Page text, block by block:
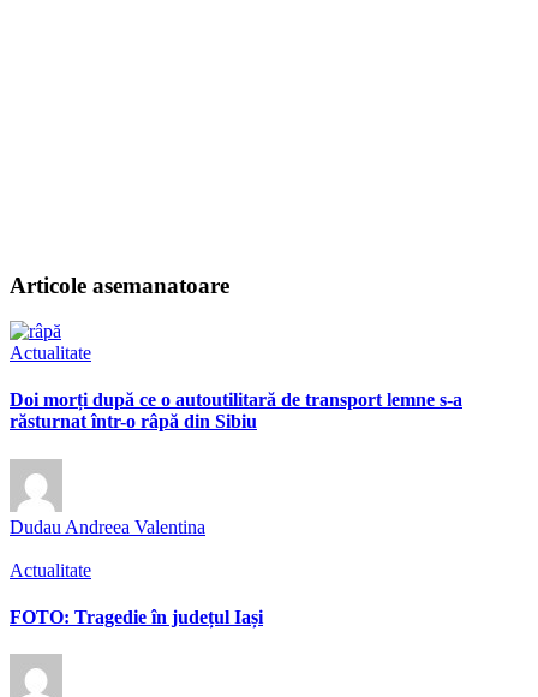
Articole asemanatoare
Actualitate
Doi morți după ce o autoutilitară de transport lemne s-a
răsturnat într-o râpă din Sibiu
Dudau Andreea Valentina
Actualitate
FOTO: Tragedie în județul Iași